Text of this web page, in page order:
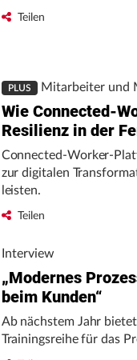
Teilen
PLUS Mitarbeiter und
Wie Connected-
Resilienz in der
Connected-Worker-
zur digitalen
leisten.
Teilen
Interview
„Modernes
beim Kunden“
Ab nächstem Jahr
Trainingsreihe für das